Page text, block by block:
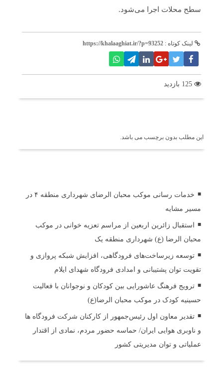
سطح محلات اجرا می‌شود.
لینک کوتاه : https://khalaaghiat.ir/?p=93252
این مطلب بدون برچسب می باشد.
خدمات رسانی موکب محبان الرضای شهرداری منطقه ۴ در
مسیر مشایه
استقبال زائرین اربعین از مراسم تعزیه خوانی در موکب
محبان الرضا (ع) شهرداری منطقه یک
توسعه زیرساخت‌های فرودگاهی، افزایش شبکه پروازی و
تقویت توان پشتیبانی و امدادی فرودگاه شهدای ایلام
ترویج فرهنگ عاشورایی بین کودکان و نوجوانان با فعالیت
حسینیه کودک در موکب محبان الرضا(ع)
تقدیر معاون اول رئیس‌جمهور از کارکنان شرکت فرودگاه ها
و ناوبری هوایی ایران/ حماسه حضور مردم، نمادی از اقتدار
عملیاتی و توان مدیریتی کشور